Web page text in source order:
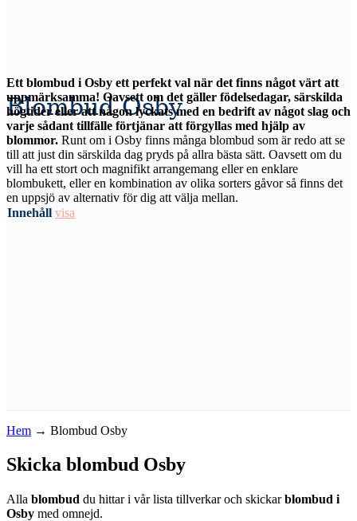
Blombud Osby
Ett blombud i Osby ett perfekt val när det finns något värt att
uppmärksamma! Oavsett om det gäller födelsedagar, särskilda
högtider eller att någon lyckats med en bedrift av något slag och
varje sådant tillfälle förtjänar att förgyllas med hjälp av
blommor.
till att just din särskilda dag pryds på allra bästa sätt. Oavsett om du
vill ha ett stort och magnifikt arrangemang eller en enklare
blombukett, eller en kombination av olika sorters gåvor så finns det
en uppsjö av alternativ för dig att välja mellan.
Innehåll visa
Hem → Blombud Osby
Skicka blombud Osby
Alla blombud du hittar i vår lista tillverkar och skickarblombud i
Osby med omnejd.